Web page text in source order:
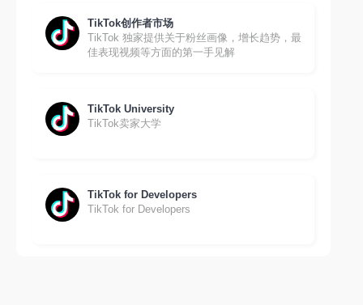
TikTok创作者市场
TikTok 独家提供关于粉丝画像，增长趋势，最
佳表现视频等方面的第一手见解
TikTok University
TikTok卖家大学
TikTok for Developers
TikTok for Developers